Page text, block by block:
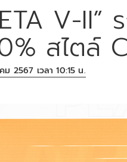
V-II”
สไตล์
ม 2567 เวลา 10:15 น.